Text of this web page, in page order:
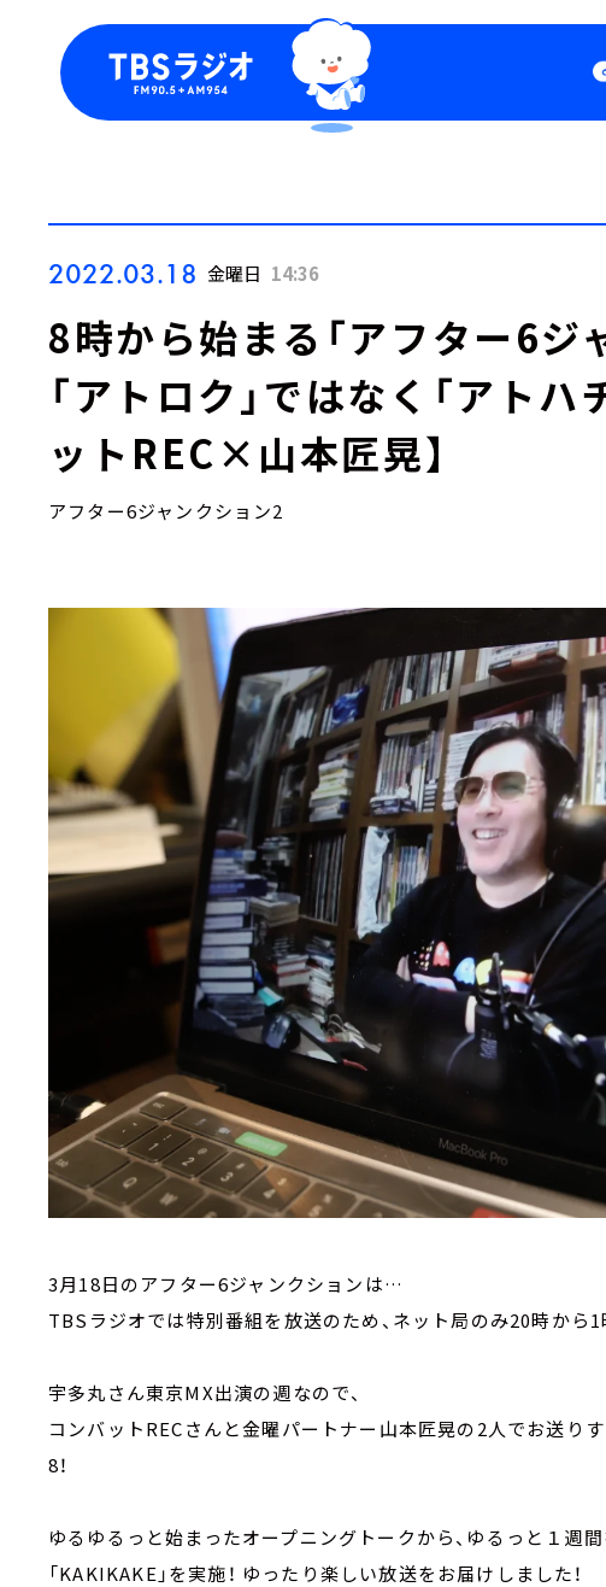
Podcast
2022.03.18 金曜日 14:36
8時から始まる「アフター6ジ
「アトロク」ではなく「アトハ
ットREC×山本匠晃】
アフター6ジャンクション2
3月18日のアフター6ジャンクションは…
TBSラジオでは特別番組を放送のため、ネット局のみ20時から1
宇多丸さん東京MX出演の週なので、
コンバットRECさんと金曜パートナー山本匠晃の2人でお送り
8！
ゆるゆるっと始まったオープニングトークから、ゆるっと１週
「KAKIKAKE」を実施！ ゆったり楽しい放送をお届けしました！